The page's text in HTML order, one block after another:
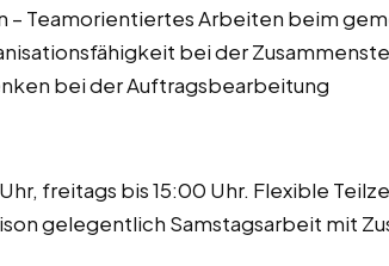
Teamorientiertes Arbeiten beim
bei der
bei der Auftragsbearbeitung
freitags bis 15:00 Uhr. Flexible
gelegentlich Samstagsarbeit mit